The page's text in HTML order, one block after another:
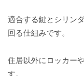
適合する鍵とシリン
回る仕組みです。
住居以外にロッカー
す。